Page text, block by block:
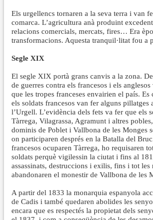
Els urgellencs tornaren a la seva terra i van
comarca. L’agricultura anà produint
relacions comercials, mercats, fires… Era
transformacions. Aquesta tranquil·litat fou a
Segle XIX
El segle XIX portà grans canvis a la zona.
de guerres contra els francesos i els
que les tropes franceses envairien el país.
els soldats francesos van fer alguns pillatges
l’Urgell. L’evidència dels fets va fer que els
Tàrrega, Vilagrassa, Agramunt i altres
dominis de Poblet i Vallbona de les Monges
on participaren després en la Batalla del
francesos ocuparen Tàrrega, ho requisaren
soldats perquè vigilessin la ciutat i fins al
assassinats, destruccions i exilis, fins i tot les
abandonaren el monestir de Vallbona de les
A partir del 1833 la monarquia espanyola
de Cadis i també quedaren abolides les
encara que es respectés la propietat dels